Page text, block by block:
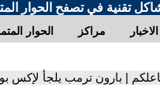
تقنية في تصفح الحوار
الحوار مراكز الاخبار
| بارون ترمب يلجأ لإكس